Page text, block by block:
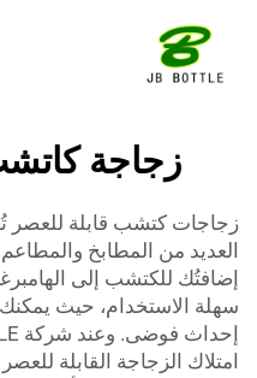
زجاجة
زجاجات كتشب قابلة للعصر
العديد من المطابخ
إضافتُك للكتشب إلى
سهلة الاستخدام، حيث
امتلاك الزجاجة القابلة